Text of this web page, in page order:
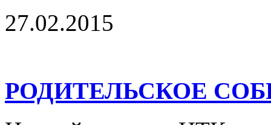
27.02.2015
РОДИТЕЛЬСКОЕ